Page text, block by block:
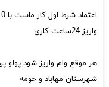
اعتماد شرط اول کار ماست با 10سال سابقه کاردر شهرستان مهاباد
واریز 24ساعت کاری
هر موقع وام واریز شود
شهرستان مهاباد و حومه